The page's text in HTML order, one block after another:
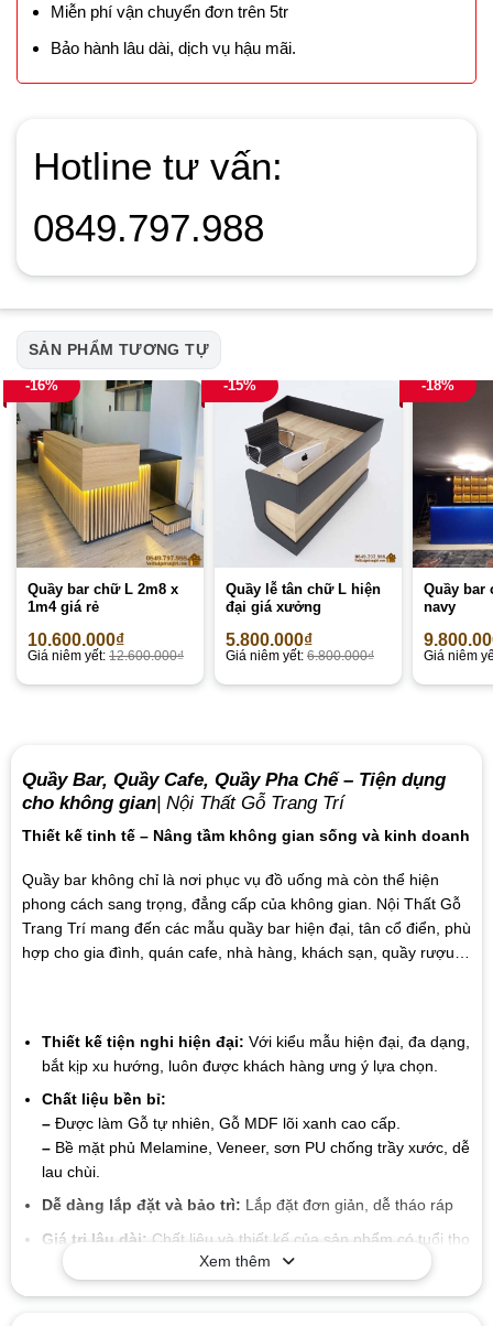
Miễn phí vận chuyển đơn trên 5tr
Bảo hành lâu dài, dịch vụ hậu mãi.
Hotline tư vấn:
0849.797.988
SẢN PHẨM TƯƠNG TỰ
-16%
Quầy bar chữ L 2m8 x
1m4 giá rẻ
10.600.000₫
Giá niêm yết: 12.600.000₫
-15%
Quầy lễ tân chữ L hiện
đại giá xưởng
5.800.000₫
Giá niêm yết: 6.800.000₫
-18%
Quầy bar
navy
Giá niêm
Quầy Bar, Quầy Cafe, Quầy Pha Chế – Tiện dụng
cho không gian| Nội Thất Gỗ Trang Trí
Thiết kế tinh tế – Nâng tầm không gian sống và kinh doanh
Quầy bar không chỉ là nơi phục vụ đồ uống mà còn thể hiện
phong cách sang trọng, đẳng cấp của không gian. Nội Thất Gỗ
Trang Trí mang đến các mẫu quầy bar hiện đại, tân cổ điển, phù
hợp cho gia đình, quán cafe, nhà hàng, khách sạn, quầy rượu…
Thiết kế tiện nghi hiện đại: Với kiểu mẫu hiện đại, đa dạng,
bắt kịp xu hướng, luôn được khách hàng ưng ý lựa chọn.
Chất liệu bền bỉ:
–Được làm Gỗ tự nhiên, Gỗ MDF lõi xanh cao cấp.
–Bề mặt phủ Melamine, Veneer, sơn PU chống trầy xước, dễ
lau chùi.
Dễ dàng lắp đặt và bảo trì: Lắp đặt đơn giản, dễ tháo ráp
Giá trị lâu dài: Chất liệu và thiết kế của sản phẩm có tuổi thọ
cao, giúp bạn tiết kiệm chi phí trong suốt quá trình sử dụng
mà không cần lo lắng về sự hao mòn hay hư hỏng.
Xem thêm